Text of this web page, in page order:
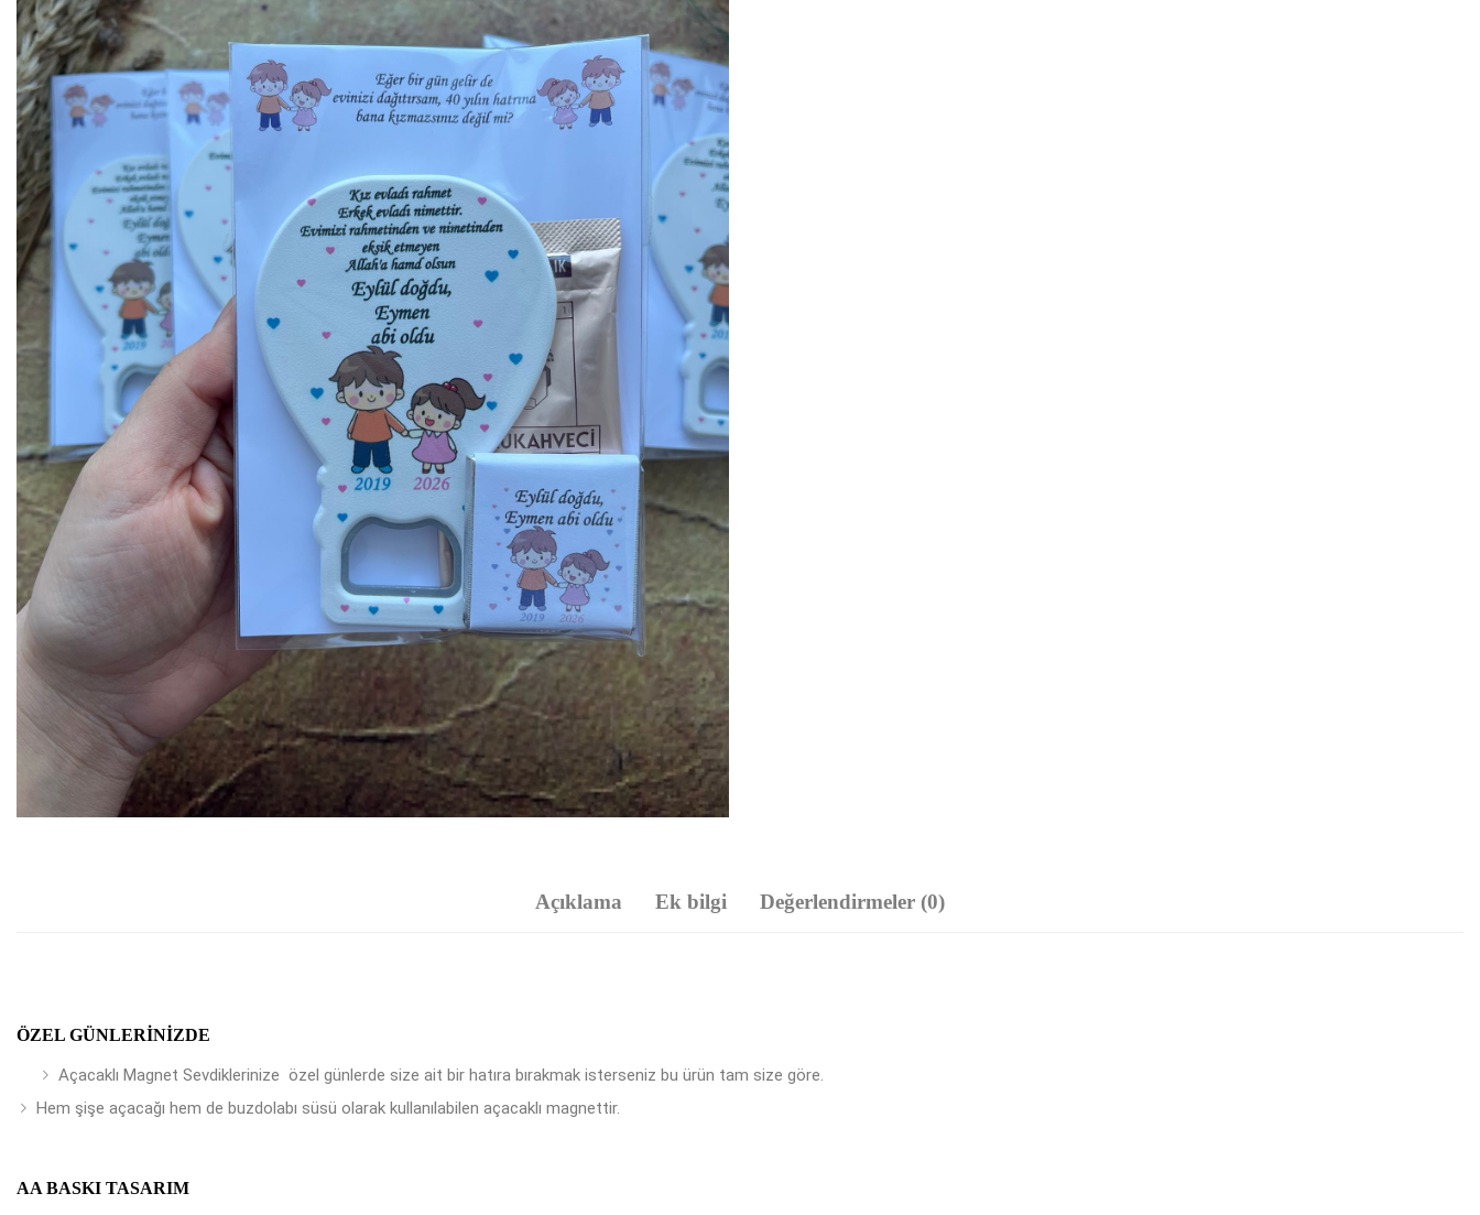
Açıklama Ek bilgi Değerlendirmeler (0)
ÖZEL GÜNLERINIZDE
Açacaklı Magnet Sevdiklerinize özel günlerde size ait bir hatıra bırakmak isterseniz bu ürün tam size göre.
Hem şişe açacağı hem de buzdolabı süsü olarak kullanılabilen açacaklı magnettir.
AA BASKI TASARIM